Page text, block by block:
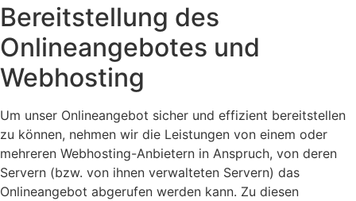
Bereitstellung des
Onlineangebotes und
Webhosting
Um unser Onlineangebot sicher und effizient bereitstellen
zu können, nehmen wir die Leistungen von einem oder
mehreren Webhosting-Anbietern in Anspruch, von deren
Servern (bzw. von ihnen verwalteten Servern) das
Onlineangebot abgerufen werden kann. Zu diesen